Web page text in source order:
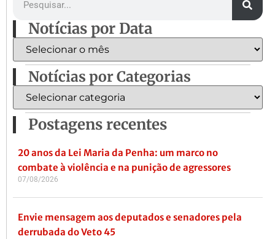
Notícias por Data
Notícias por Categorias
Postagens recentes
20 anos da Lei Maria da Penha: um marco no
combate à violência e na punição de agressores
07/08/2026
Envie mensagem aos deputados e senadores pela
derrubada do Veto 45